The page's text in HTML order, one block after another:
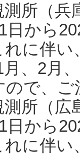
所（
日から
に伴い
、2月
で、
所（
日から
に伴い